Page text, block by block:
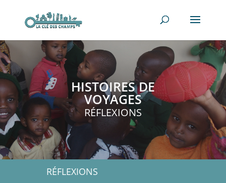
HISTOIRES DE
VOYAGES
RÉFLEXIONS
RÉFLEXIONS